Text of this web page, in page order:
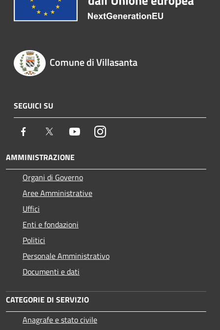
Comune di Villasanta
SEGUICI SU
Facebook Twitter YoutubeInstagram
AMMINISTRAZIONE
Organi di Governo
Aree Amministrative
Uffici
Enti e fondazioni
Politici
Personale Amministrativo
Documenti e dati
CATEGORIE DI SERVIZIO
Anagrafe e stato civile